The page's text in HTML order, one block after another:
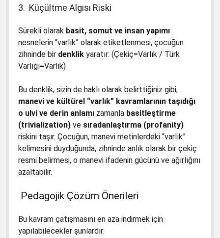
3. Küçültme Algısı Riski
Sürekli olarak basit, somut ve insan yapımı
nesnelerin “varlık” olarak etiketlenmesi, çocuğun
zihninde bir denklikyaratır: (Çekiç=Varlık / Türk
Varlığı=Varlık)
Bu denklik, sizin de haklı olarak belirttiğiniz gibi,
manevi ve kültürel “varlık” kavramlarının taşıdığı
o ulvi ve derin anlamızamanla basitleştirme
(trivialization)ve sıradanlaştırma (profanity)
riskini taşır. Çocuğun, manevi metinlerdeki “varlık”
kelimesini duyduğunda, zihninde anlık olarak bir çekiç
resmi belirmesi, o manevi ifadenin gücünü ve ağırlığını
azaltabilir.
Pedagojik Çözüm Önerileri
Bu kavram çatışmasını en aza indirmek için
yapılabilecekler şunlardır: